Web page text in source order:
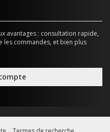
avantages : consultation rapide,
les commandes, et bien plus